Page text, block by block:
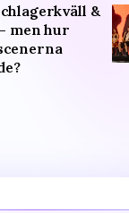
&
men hur